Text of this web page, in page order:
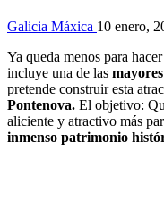
Galicia Máxica 10 enero,
Ya queda menos para
incluye una de las
pretende construir esta
Pontenova. El objetivo:
aliciente y atractivo más
inmenso patrimonio